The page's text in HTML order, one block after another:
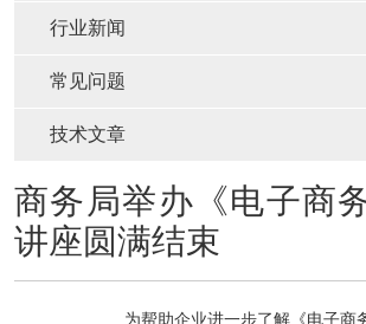
商务局举办《电子商
讲座圆满结束
为帮助企业进一步了解《电子商
行业新闻
常见问题
技术文章